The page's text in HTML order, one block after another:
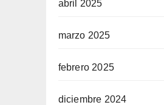
abril 2025
marzo 2025
febrero 2025
diciembre 2024